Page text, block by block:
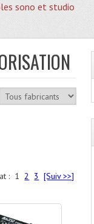
sono et studio
: 1 2 3 [Suiv >>]